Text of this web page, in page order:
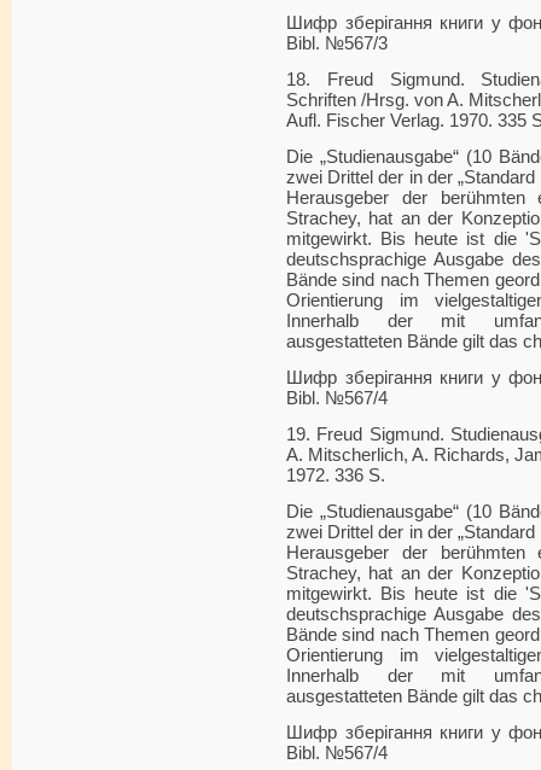
Шифр зберігання книги у
Bibl. №567/3
18. Freud Sigmund.
Schriften /Hrsg. von A.
Aufl. Fischer Verlag. 1970. 335
Die „Studienausgabe“ (10
zwei Drittel der in der
Herausgeber der berühmten
Strachey, hat an der
mitgewirkt. Bis heute ist die
deutschsprachige Ausgabe
Bände sind nach Themen
Orientierung im
Innerhalb der mit
ausgestatteten Bände gilt das
Шифр зберігання книги у
Bibl. №567/4
19. Freud Sigmund.
A. Mitscherlich, A. Richards,
1972. 336 S.
Die „Studienausgabe“ (10
zwei Drittel der in der
Herausgeber der berühmten
Strachey, hat an der
mitgewirkt. Bis heute ist die
deutschsprachige Ausgabe
Bände sind nach Themen
Orientierung im
Innerhalb der mit
ausgestatteten Bände gilt das
Шифр зберігання книги у
Bibl. №567/4